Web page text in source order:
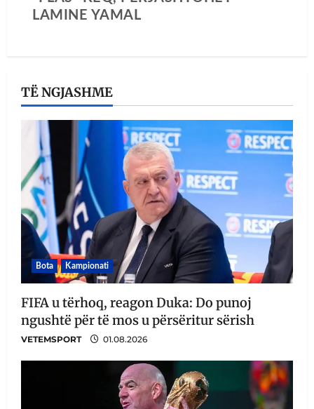
LAMINE YAMAL
TË NGJASHME
Bota Kampionati
FIFA u tërhoq, reagon Duka: Do punoj
ngushtë për të mos u përsëritur sërish
VETEMSPORT 01.08.2026